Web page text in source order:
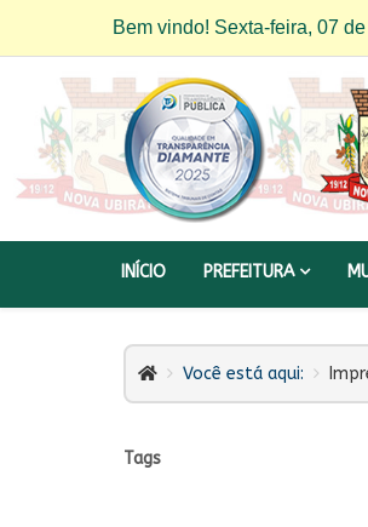
Bem vindo! Sexta-feira, 07
INÍCIO PREFEITURA
Você está aqui:
Tags